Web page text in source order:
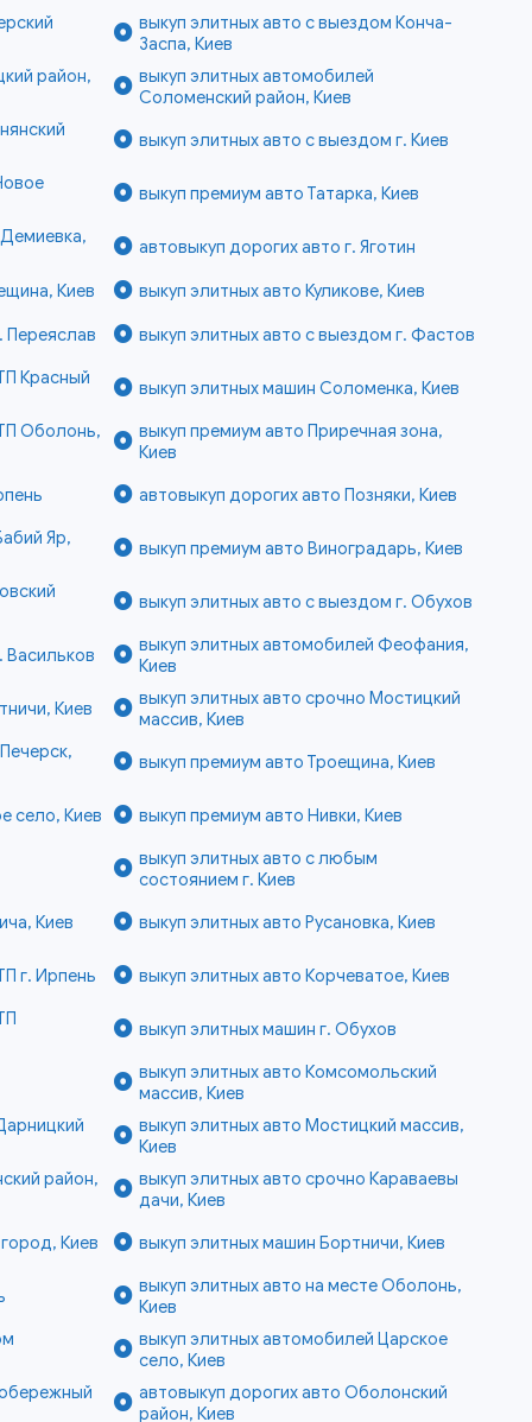
выкуп элитных авто с выездом Конча-
Заспа, Киев
район,
выкуп элитных автомобилей
Соломенский район, Киев
выкуп элитных авто с выездом г. Киев
выкуп премиум авто Татарка, Киев
автовыкуп дорогих авто г. Яготин
Киев выкуп элитных авто Куликове, Киев
Переяслав
выкуп элитных авто с выездом г. Фастов
Красный
выкуп элитных машин Соломенка, Киев
Оболонь,
выкуп премиум авто Приречная зона,
Киев
автовыкуп дорогих авто Позняки, Киев
Яр,
выкуп премиум авто Виноградарь, Киев
выкуп элитных авто с выездом г. Обухов
Васильков
выкуп элитных автомобилей Феофания,
Киев
Киев
выкуп элитных авто срочно Мостицкий
массив, Киев
выкуп премиум авто Троещина, Киев
село, Киев
выкуп премиум авто Нивки, Киев
выкуп элитных авто с любым
состоянием г. Киев
Киев
выкуп элитных авто Русановка, Киев
г. Ирпень
выкуп элитных авто Корчеватое, Киев
выкуп элитных машин г. Обухов
выкуп элитных авто Комсомольский
массив, Киев
выкуп элитных авто Мостицкий массив,
Киев
район,
выкуп элитных авто срочно Караваевы
дачи, Киев
Киев
выкуп элитных машин Бортничи, Киев
выкуп элитных авто на месте Оболонь,
Киев
выкуп элитных автомобилей Царское
село, Киев
автовыкуп дорогих авто Оболонский
район, Киев